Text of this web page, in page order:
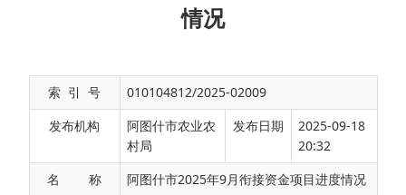
情况
索 引 号
010104812/2025-02009
发布机构
阿图什市农业农
村局
发布日期
2025-09-18
20:32
名 称
阿图什市2025年9月衔接资金项目进度情况